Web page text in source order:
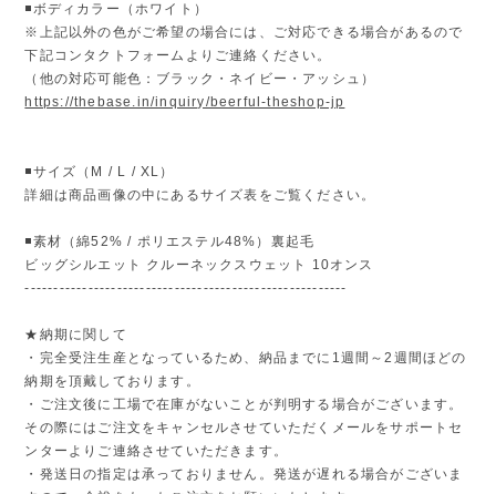
◾️ボディカラー（ホワイト）
※上記以外の色がご希望の場合には、ご対応できる場合があるので
下記コンタクトフォームよりご連絡ください。
（他の対応可能色：ブラック・ネイビー・アッシュ）
https://thebase.in/inquiry/beerful-theshop-jp
◾️サイズ（M / L / XL）
詳細は商品画像の中にあるサイズ表をご覧ください。
◾️素材（綿52% / ポリエステル48%）裏起毛
ビッグシルエット クルーネックスウェット 10オンス
--------------------------------------------------------
★納期に関して
・完全受注生産となっているため、納品までに1週間～2週間ほどの
納期を頂戴しております。
・ご注文後に工場で在庫がないことが判明する場合がございます。
その際にはご注文をキャンセルさせていただくメールをサポートセ
ンターよりご連絡させていただきます。
・発送日の指定は承っておりません。発送が遅れる場合がございま